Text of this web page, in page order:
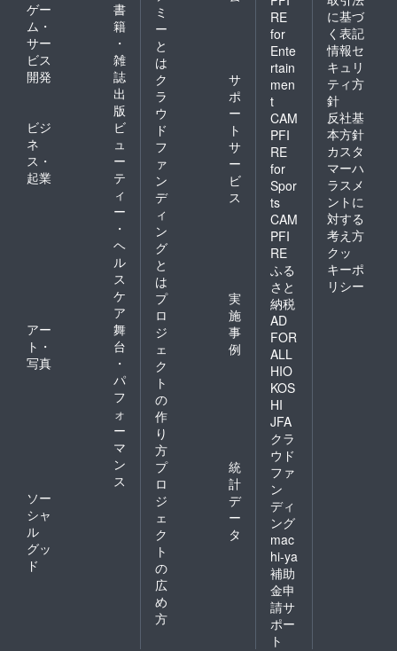
葉と判
断した
場合】
ゲー
ム・
サー
ビス
開発
書
籍
・
雑
誌
出
版
ビジ
ネ
ス・
起業
ビ
ュ
ー
テ
ィ
ー
・
ヘ
ル
ス
ケ
ア
アー
ト・
写真
舞
台
・
パ
フ
ォ
ー
マ
ン
ス
ソー
シャ
ル
グッ
ド
ミ
ー
と
は
ク
ラ
ウ
ド
フ
ァ
ン
デ
ィ
ン
グ
と
は
サ
ポ
ー
ト
サ
ー
ビ
ス
プ
ロ
ジ
ェ
ク
ト
の
作
り
方
実
施
事
例
プ
ロ
ジ
ェ
ク
ト
の
広
め
方
統
計
デ
ー
タ
RE
for
Ente
rtain
men
t
CAM
PFI
RE
for
Spor
ts
CAM
PFI
RE
ふる
さと
納税
AD
FOR
ALL
HIO
KOS
HI
JFA
クラ
ウド
ファ
ン
ディ
ング
mac
hi-ya
補助
金申
請サ
ポー
ト
に基づ
く表記
情報セ
キュリ
ティ方
針
反社基
本方針
カスタ
マーハ
ラスメ
ントに
対する
考え方
クッ
キーポ
リシー